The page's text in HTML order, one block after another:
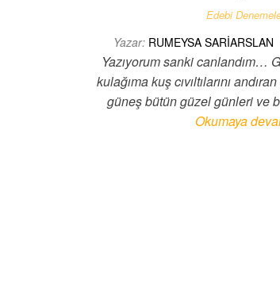
Edebi
Yazar: RUMEYSA SARIARSLAN
Yazıyorum sanki canlandım…
kulağıma kuş cıvıltılarını
güneş bütün güzel günleri ve
Okumaya